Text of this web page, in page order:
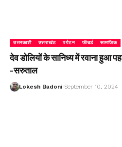
उत्तरकाशी उत्तराखंड पर्यटन फीचर्ड सामाजिक
देव डोलियों के सानिध्य में रवाना हुआ
-सरुताल
Lokesh Badoni September 10, 2024